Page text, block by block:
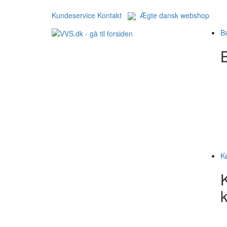
Kundeservice Kontakt
Ægte dansk webshop